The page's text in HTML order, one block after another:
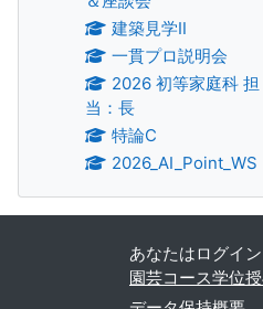
建築見学Ⅱ
一貫プロ説明会
2026 初等家庭科 担
当：長
特論C
2026_AI_Point_WS
あなたはログイ
園芸コース学位